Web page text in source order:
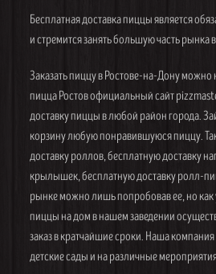
Бесплатная доставка пиццы является
и стремится занять большую часть рынка
Заказать пиццу в Ростове-на-Дону
пицца Ростов официальный сайт
доставку пиццы в любой район города.
корзину любую понравившуюся пиццу.
доставку роллов, бесплатную доставку
крылышек, бесплатную доставку ролл-
рынке можно лишь попробовав ее, но
пиццы на дом в нашем заведении
заказ в кратчайшие сроки. Наша
детские сады и на различные